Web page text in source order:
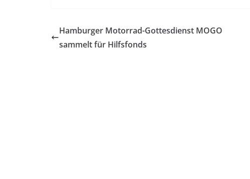
Hamburger Motorrad-Gottesdienst MOGO
sammelt für Hilfsfonds